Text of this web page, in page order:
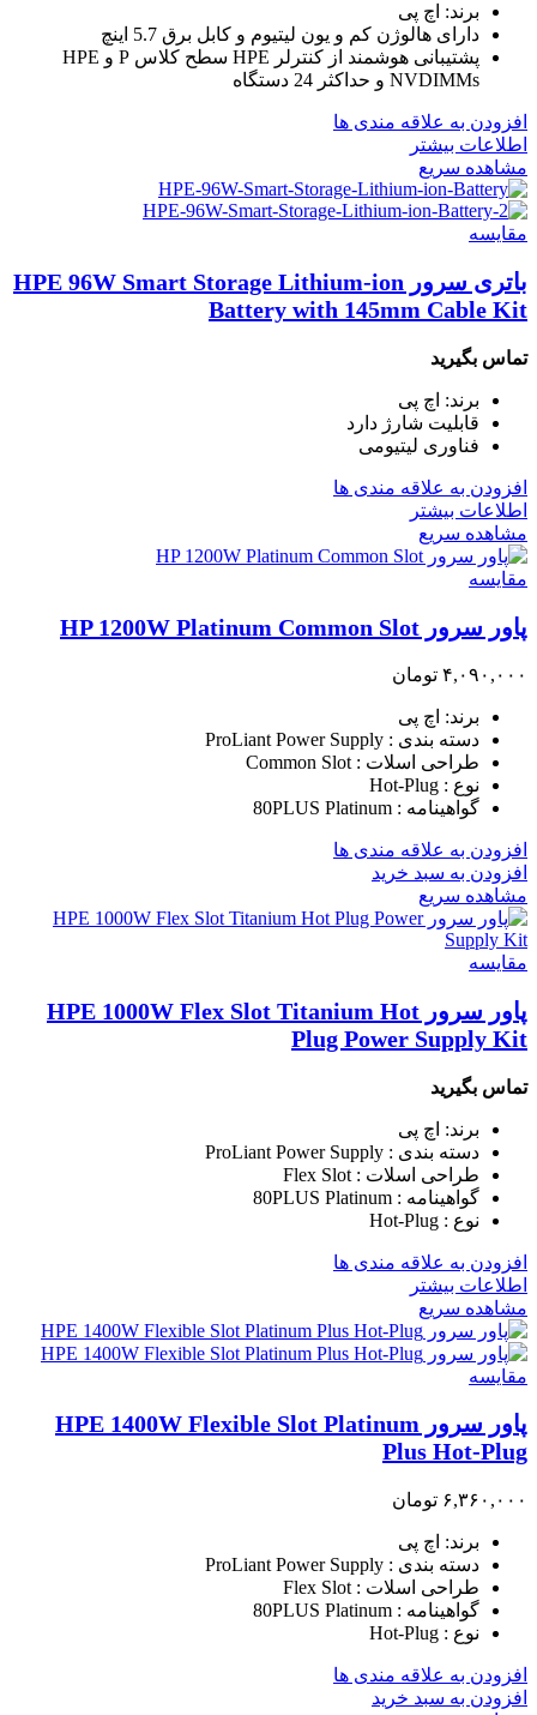
برند: اچ پی
دارای هالوژن کم و یون لیتیوم و کابل برق 5.7 اینچ
پشتیبانی هوشمند از کنترلر HPE سطح کلاس P و HPE
NVDIMMs و حداکثر 24 دستگاه
افزودن به علاقه مندی ها
اطلاعات بیشتر
مشاهده سریع
مقایسه
باتری سرور HPE 96W Smart Storage Lithium-ion
Battery with 145mm Cable Kit
تماس بگیرید
برند: اچ پی
قابلیت شارژ دارد
فناوری لیتیومی
افزودن به علاقه مندی ها
اطلاعات بیشتر
مشاهده سریع
مقایسه
پاور سرور HP 1200W Platinum Common Slot
۴,۰۹۰,۰۰۰ تومان
برند: اچ پی
دسته بندی : ProLiant Power Supply
طراحی اسلات : Common Slot
نوع : Hot-Plug
گواهینامه : 80PLUS Platinum
افزودن به علاقه مندی ها
افزودن به سبد خرید
مشاهده سریع
مقایسه
پاور سرور HPE 1000W Flex Slot Titanium Hot
Plug Power Supply Kit
تماس بگیرید
برند: اچ پی
دسته بندی : ProLiant Power Supply
طراحی اسلات : Flex Slot
گواهینامه : 80PLUS Platinum
نوع : Hot-Plug
افزودن به علاقه مندی ها
اطلاعات بیشتر
مشاهده سریع
مقایسه
پاور سرور HPE 1400W Flexible Slot Platinum
Plus Hot-Plug
۶,۳۶۰,۰۰۰ تومان
برند: اچ پی
دسته بندی : ProLiant Power Supply
طراحی اسلات : Flex Slot
گواهینامه : 80PLUS Platinum
نوع : Hot-Plug
افزودن به علاقه مندی ها
افزودن به سبد خرید